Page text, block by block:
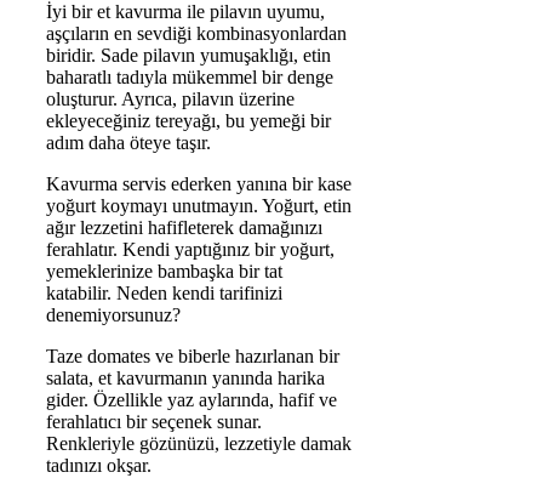
İyi bir et kavurma ile pilavın uyumu,
aşçıların en sevdiği kombinasyonlardan
biridir. Sade pilavın yumuşaklığı, etin
baharatlı tadıyla mükemmel bir denge
oluşturur. Ayrıca, pilavın üzerine
ekleyeceğiniz tereyağı, bu yemeği bir
adım daha öteye taşır.
Kavurma servis ederken yanına bir kase
yoğurt koymayı unutmayın. Yoğurt, etin
ağır lezzetini hafifleterek damağınızı
ferahlatır. Kendi yaptığınız bir yoğurt,
yemeklerinize bambaşka bir tat
katabilir. Neden kendi tarifinizi
denemiyorsunuz?
Taze domates ve biberle hazırlanan bir
salata, et kavurmanın yanında harika
gider. Özellikle yaz aylarında, hafif ve
ferahlatıcı bir seçenek sunar.
Renkleriyle gözünüzü, lezzetiyle damak
tadınızı okşar.